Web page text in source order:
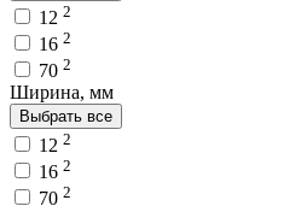
12 2
16 2
70 2
Ширина, мм
Выбрать все
12 2
16 2
70 2